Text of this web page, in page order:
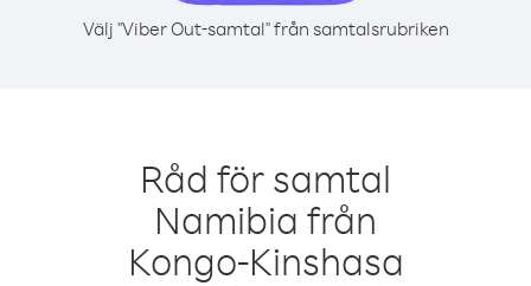
Välj "Viber Out-samtal" från samtalsrubriken
Råd för samtal
Namibia från
Kongo-Kinshasa